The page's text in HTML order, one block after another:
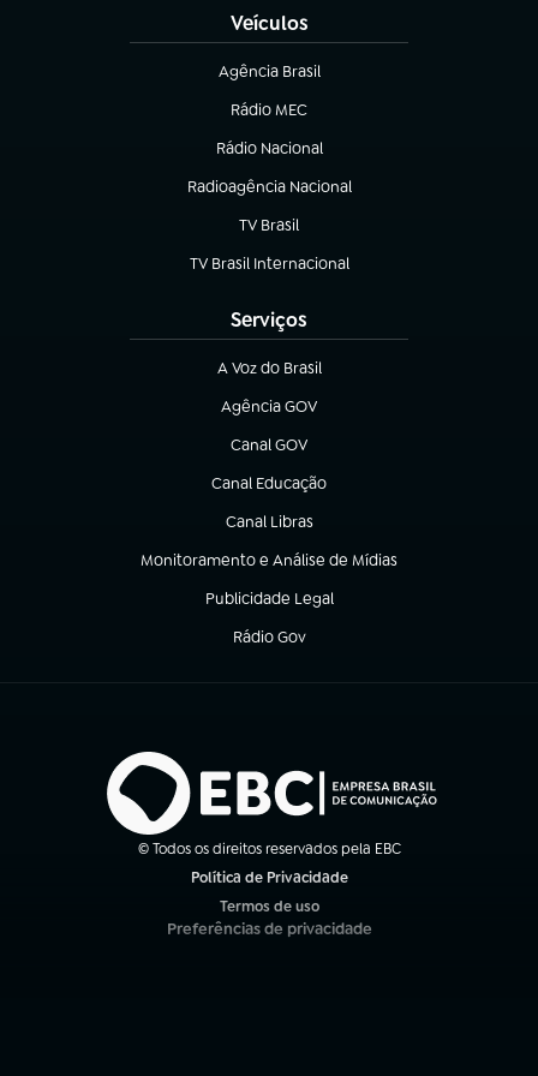
Veículos
Agência Brasil
(abre em nova aba)
Rádio MEC
(abre em nova aba)
Rádio Nacional
Radioagência Nacional
(abre em nova aba)
TV Brasil
(abre em nova aba)
TV Brasil Internacional
(abre em nova aba)
Serviços
A Voz do Brasil
(abre em nova aba)
Agência GOV
(abre em nova aba)
Canal GOV
(abre em nova aba)
Canal Educação
(abre em nova aba)
Canal Libras
(abre em nova aba)
Monitoramento e Análise de Mídias
(abre em nova aba)
Publicidade Legal
(abre em nova aba)
Rádio Gov
(abre em nova aba)
© Todos os direitos reservados pela EBC
Política de Privacidade
Termos de uso
(abre em nova aba)
Preferências de privacidade